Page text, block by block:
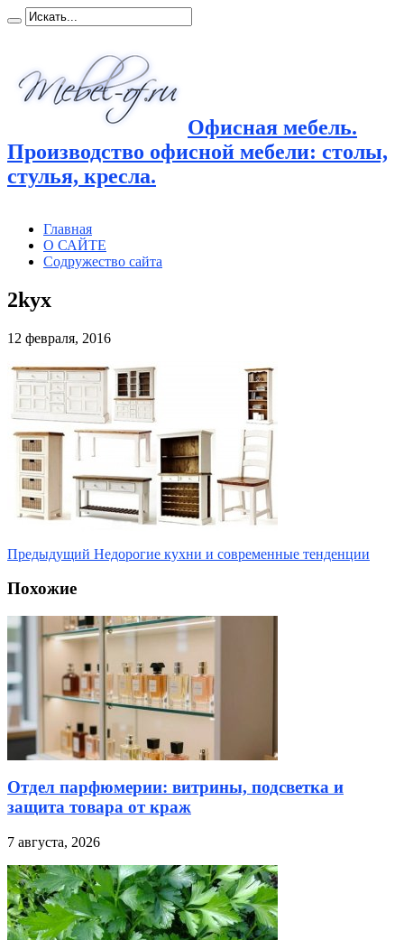
Офисная мебель.
Производство офисной мебели: столы,
стулья, кресла.
Главная
О САЙТЕ
Содружество сайта
2kyx
12 февраля, 2016
Предыдущий Недорогие кухни и современные тенденции
Похожие
Отдел парфюмерии: витрины, подсветка и
защита товара от краж
7 августа, 2026